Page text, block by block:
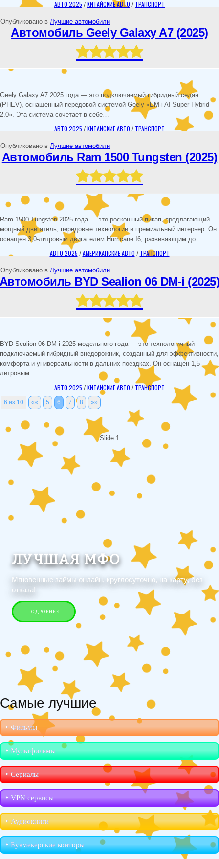
АВТО 2025 /КИТАЙСКИЕ АВТО / ТРАНСПОРТ
Опубликовано в Лучшие автомобили
Автомобиль Geely Galaxy A7 (2025)
Geely Galaxy A7 2025 года — это подключаемый гибридный седан
(PHEV), оснащенный передовой системой Geely «EM-i AI Super Hybrid
2.0». Эта система сочетает в себе…
АВТО 2025 /КИТАЙСКИЕ АВТО / ТРАНСПОРТ
Опубликовано в Лучшие автомобили
Автомобиль Ram 1500 Tungsten (2025)
Ram 1500 Tungsten 2025 года — это роскошный пикап, предлагающий
мощный двигатель, передовые технологии и премиальный интерьер. Он
оснащен 3,0-литровым двигателем Hurricane I6, развивающим до…
АВТО 2025 /АМЕРИКАНСКИЕ АВТО / ТРАНСПОРТ
Опубликовано в Лучшие автомобили
BYD Sealion 06 DM-i
BYD Sealion 06 DM-i 2025 модельного года — это технологичный
подключаемый гибридный внедорожник, созданный для эффективности,
комфорта и универсальности в дальних поездках. Он оснащен 1,5-
литровым…
АВТО 2025 /КИТАЙСКИЕ АВТО / ТРАНСПОРТ
6 из 10 «« 5 6 7 8 »»
Slide 1
ЛУЧШАЯ МФО
Мгновенные займы онлайн, круглосуточно, на карту, без
отказа!
ПОДРОБНЕЕ
Самые лучшие
‣︎ Фильмы
‣︎ Мультфильмы
‣︎ Сериалы
‣︎ VPN сервисы
‣︎ Аудиокниги
‣︎ Букмекерские конторы